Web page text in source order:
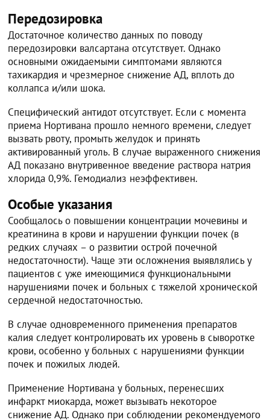
Передозировка
Достаточное количество данных по поводу
передозировки валсартана отсутствует. Однако
основными ожидаемыми симптомами являются
тахикардия и чрезмерное снижение АД, вплоть до
коллапса и/или шока.
Специфический антидот отсутствует. Если с момента
приема Нортивана прошло немного времени, следует
вызвать рвоту, промыть желудок и принять
активированный уголь. В случае выраженного снижения
АД показано внутривенное введение раствора натрия
хлорида 0,9%. Гемодиализ неэффективен.
Особые указания
Сообщалось о повышении концентрации мочевины и
креатинина в крови и нарушении функции почек (в
редких случаях – о развитии острой почечной
недостаточности). Чаще эти осложнения выявлялись у
пациентов с уже имеющимися функциональными
нарушениями почек и больных с тяжелой хронической
сердечной недостаточностью.
В случае одновременного применения препаратов
калия следует контролировать их уровень в сыворотке
крови, особенно у больных с нарушениями функции
почек и пожилых людей.
Применение Нортивана у больных, перенесших
инфаркт миокарда, может вызывать некоторое
снижение АД. Однако при соблюдении рекомендуемого